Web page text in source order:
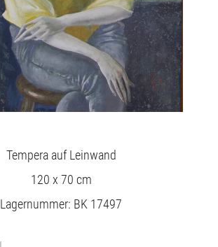
Tempera auf Leinwand
120 x 70 cm
Lagernummer: BK 17497